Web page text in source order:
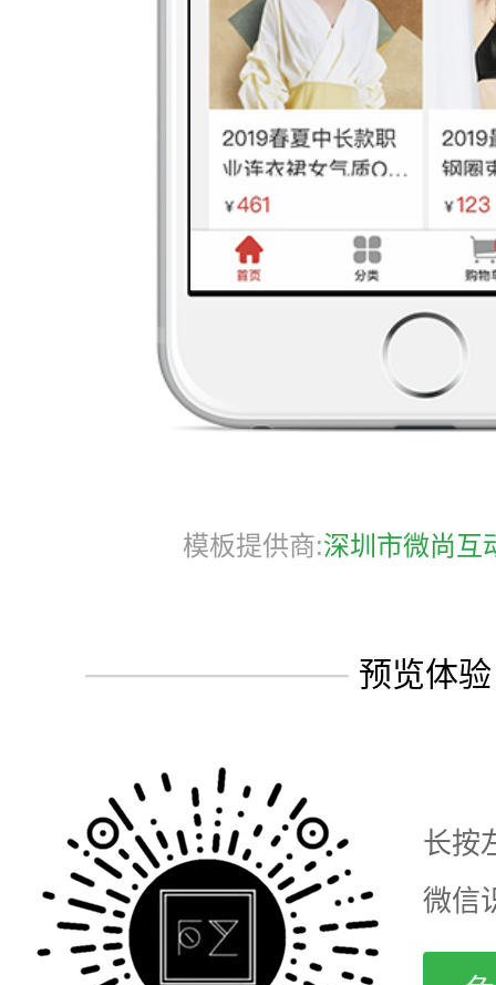
模板提供商:深圳市微尚互
——————— 预览体验
长按
微信